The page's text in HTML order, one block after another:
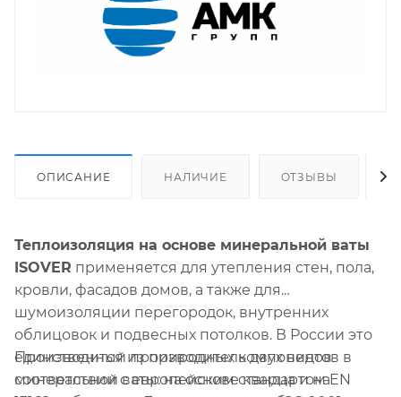
ОПИСАНИЕ НАЛИЧИЕ ОТЗЫВЫ
Теплоизоляция на основе минеральной ваты
ISOVER применяется для утепления стен, пола,
кровли, фасадов домов, а также для
шумоизоляции перегородок, внутренних
облицовок и подвесных потолков. В России это
единственный производитель двух видов
минеральной ваты: на основе кварца и на
Производится из природных компонентов в
соответствии с европейским стандартом EN